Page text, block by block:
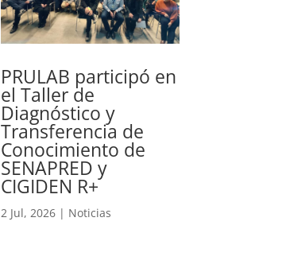
PRULAB participó en
el Taller de
Diagnóstico y
Transferencia de
Conocimiento de
SENAPRED y
CIGIDEN R+
2 Jul, 2026 | Noticias